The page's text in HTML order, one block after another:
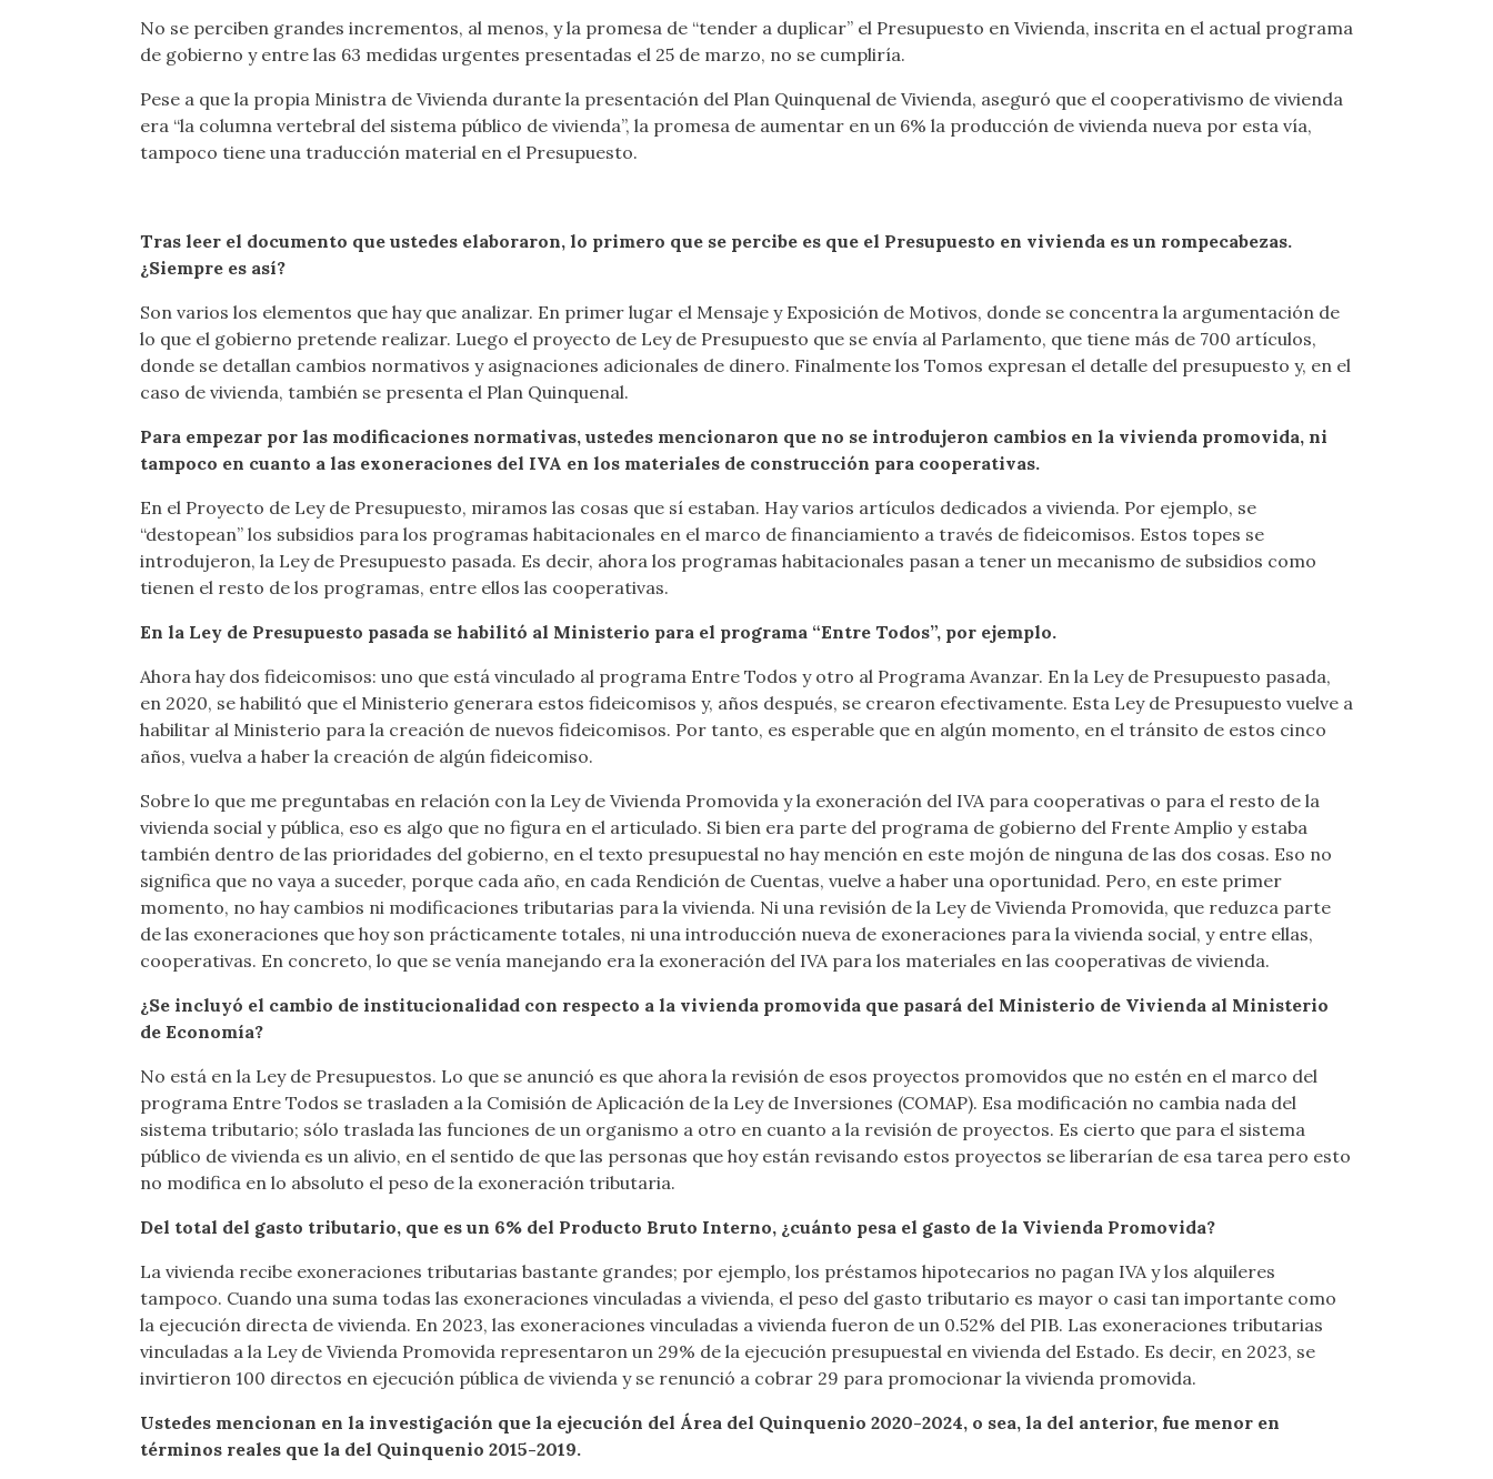
No se perciben grandes incrementos, al menos, y la promesa de “tender a duplicar” el Presupuesto en Vivienda, inscrita en el actual programa
de gobierno y entre las 63 medidas urgentes presentadas el 25 de marzo, no se cumpliría.
Pese a que la propia Ministra de Vivienda durante la presentación del Plan Quinquenal de Vivienda, aseguró que el cooperativismo de vivienda
era “la columna vertebral del sistema público de vivienda”, la promesa de aumentar en un 6% la producción de vivienda nueva por esta vía,
tampoco tiene una traducción material en el Presupuesto.
Tras leer el documento que ustedes elaboraron, lo primero que se percibe es que el Presupuesto en vivienda es un rompecabezas.
¿Siempre es así?
Son varios los elementos que hay que analizar. En primer lugar el Mensaje y Exposición de Motivos, donde se concentra la argumentación de
lo que el gobierno pretende realizar. Luego el proyecto de Ley de Presupuesto que se envía al Parlamento, que tiene más de 700 artículos,
donde se detallan cambios normativos y asignaciones adicionales de dinero. Finalmente los Tomos expresan el detalle del presupuesto y, en el
caso de vivienda, también se presenta el Plan Quinquenal.
Para empezar por las modificaciones normativas, ustedes mencionaron que no se introdujeron cambios en la vivienda promovida, ni
tampoco en cuanto a las exoneraciones del IVA en los materiales de construcción para cooperativas.
En el Proyecto de Ley de Presupuesto, miramos las cosas que sí estaban. Hay varios artículos dedicados a vivienda. Por ejemplo, se
“destopean” los subsidios para los programas habitacionales en el marco de financiamiento a través de fideicomisos. Estos topes se
introdujeron, la Ley de Presupuesto pasada. Es decir, ahora los programas habitacionales pasan a tener un mecanismo de subsidios como
tienen el resto de los programas, entre ellos las cooperativas.
En la Ley de Presupuesto pasada se habilitó al Ministerio para el programa “Entre Todos”, por ejemplo.
Ahora hay dos fideicomisos: uno que está vinculado al programa Entre Todos y otro al Programa Avanzar. En la Ley de Presupuesto pasada,
en 2020, se habilitó que el Ministerio generara estos fideicomisos y, años después, se crearon efectivamente. Esta Ley de Presupuesto vuelve a
habilitar al Ministerio para la creación de nuevos fideicomisos. Por tanto, es esperable que en algún momento, en el tránsito de estos cinco
años, vuelva a haber la creación de algún fideicomiso.
Sobre lo que me preguntabas en relación con la Ley de Vivienda Promovida y la exoneración del IVA para cooperativas o para el resto de la
vivienda social y pública, eso es algo que no figura en el articulado. Si bien era parte del programa de gobierno del Frente Amplio y estaba
también dentro de las prioridades del gobierno, en el texto presupuestal no hay mención en este mojón de ninguna de las dos cosas. Eso no
significa que no vaya a suceder, porque cada año, en cada Rendición de Cuentas, vuelve a haber una oportunidad. Pero, en este primer
momento, no hay cambios ni modificaciones tributarias para la vivienda. Ni una revisión de la Ley de Vivienda Promovida, que reduzca parte
de las exoneraciones que hoy son prácticamente totales, ni una introducción nueva de exoneraciones para la vivienda social, y entre ellas,
cooperativas. En concreto, lo que se venía manejando era la exoneración del IVA para los materiales en las cooperativas de vivienda.
¿Se incluyó el cambio de institucionalidad con respecto a la vivienda promovida que pasará del Ministerio de Vivienda al Ministerio
de Economía?
No está en la Ley de Presupuestos. Lo que se anunció es que ahora la revisión de esos proyectos promovidos que no estén en el marco del
programa Entre Todos se trasladen a la Comisión de Aplicación de la Ley de Inversiones (COMAP). Esa modificación no cambia nada del
sistema tributario; sólo traslada las funciones de un organismo a otro en cuanto a la revisión de proyectos. Es cierto que para el sistema
público de vivienda es un alivio, en el sentido de que las personas que hoy están revisando estos proyectos se liberarían de esa tarea pero esto
no modifica en lo absoluto el peso de la exoneración tributaria.
Del total del gasto tributario, que es un 6% del Producto Bruto Interno, ¿cuánto pesa el gasto de la Vivienda Promovida?
La vivienda recibe exoneraciones tributarias bastante grandes; por ejemplo, los préstamos hipotecarios no pagan IVA y los alquileres
tampoco. Cuando una suma todas las exoneraciones vinculadas a vivienda, el peso del gasto tributario es mayor o casi tan importante como
la ejecución directa de vivienda. En 2023, las exoneraciones vinculadas a vivienda fueron de un 0.52% del PIB. Las exoneraciones tributarias
vinculadas a la Ley de Vivienda Promovida representaron un 29% de la ejecución presupuestal en vivienda del Estado. Es decir, en 2023, se
invirtieron 100 directos en ejecución pública de vivienda y se renunció a cobrar 29 para promocionar la vivienda promovida.
Ustedes mencionan en la investigación que la ejecución del Área del Quinquenio 2020-2024, o sea, la del anterior, fue menor en
términos reales que la del Quinquenio 2015-2019.